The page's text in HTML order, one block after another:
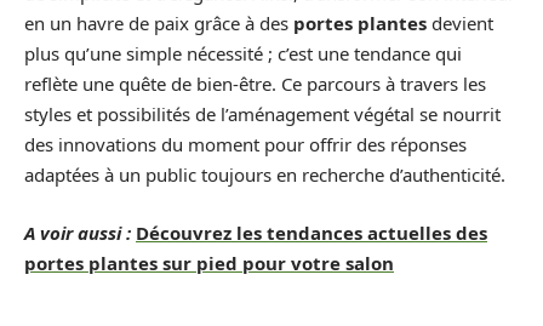
en un havre de paix grâce à des portes plantes devient
plus qu’une simple nécessité ; c’est une tendance qui
reflète une quête de bien-être. Ce parcours à travers les
styles et possibilités de l’aménagement végétal se nourrit
des innovations du moment pour offrir des réponses
adaptées à un public toujours en recherche d’authenticité.
A voir aussi : Découvrez les tendances actuelles des
portes plantes sur pied pour votre salon